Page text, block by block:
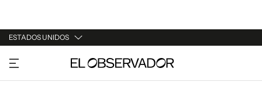
ESTADOS UNIDOS
URUGUAY
ARGENTINA